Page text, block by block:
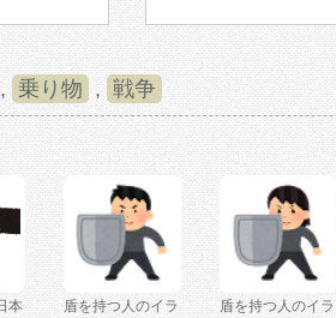
, 乗り物 , 戦争
本
盾を持つ人のイラ
盾を持つ人のイラ